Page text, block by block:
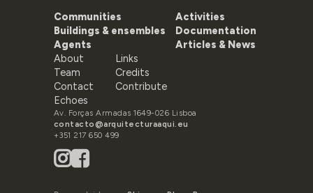
Communities
Buildings & ensembles
Agents
Activities
Documentation
Articles & News
About
Team
Contact
Echoes
Links
Credits
Contribute
Av. Forças Armadas 1649-026 Lisboa
contacto@arquitecturaaqui.eu
+351 217 650 499